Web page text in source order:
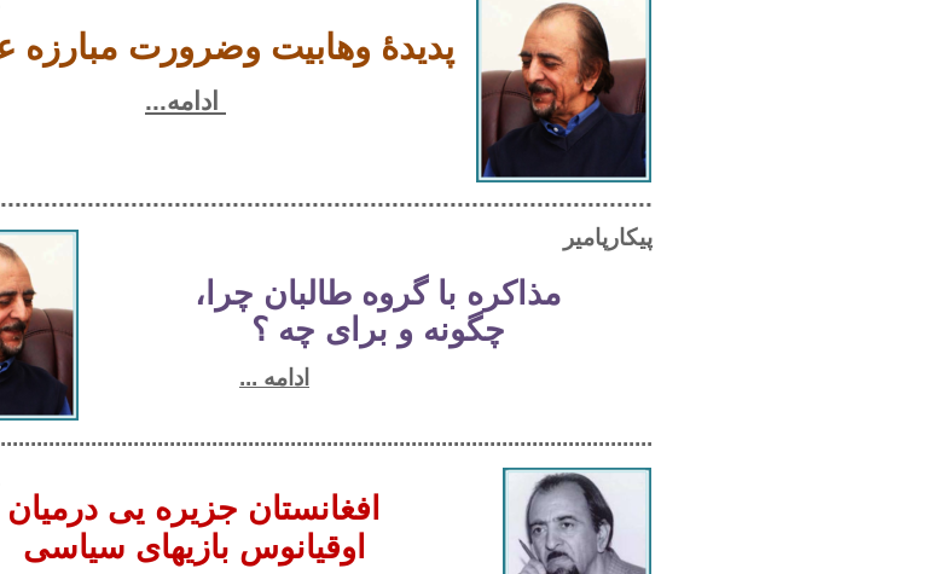
پدیدۀ وهابیت وضرورت مبارزه
ادامه...
پیکارپامیر
مذاکره با گروه طالبان چرا،
چگونه و برای چه ؟
ادامه ...
افغانستان جزیره یی درمیان
اوقیانوس بازیهای سیاسی